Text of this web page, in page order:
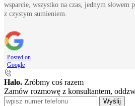
wsparcie, wszystko na czas, jednym słowem
z czystym sumieniem.
Posted on
Google
Halo. Zróbmy coś razem
Zamów rozmowę z konsultantem,
Wyślij